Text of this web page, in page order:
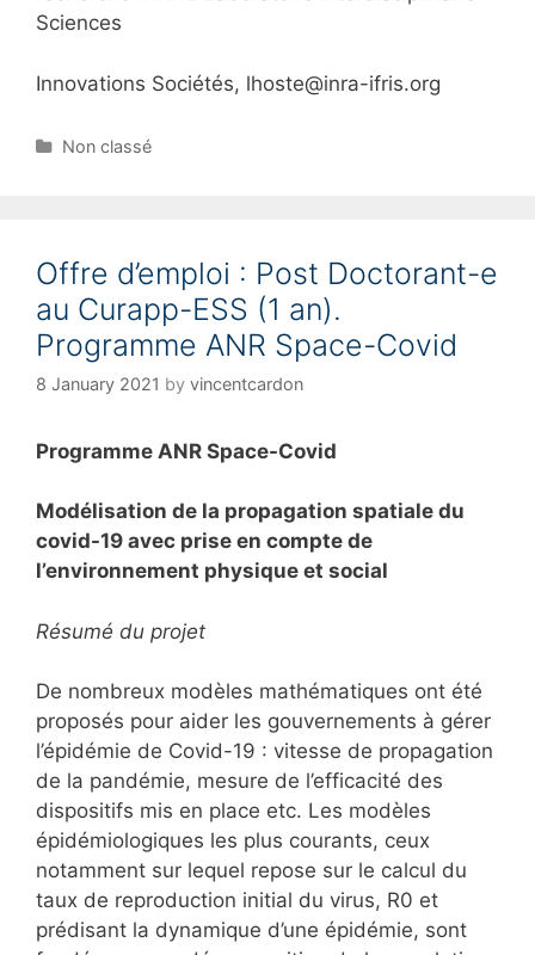
Sciences
Innovations Sociétés, lhoste@inra-ifris.org
C
o
i
e
Non classé
Offre d’emploi : Post Doctorant-e
au Curapp-ESS (1 an).
Programme ANR Space-Covid
8 January 2021 by vincentcardon
Programme ANR Space-Covid
Modélisation de la propagation spatiale du
covid-19 avec prise en compte de
l’environnement physique et social
Résumé du projet
De nombreux modèles mathématiques ont été
proposés pour aider les gouvernements à gérer
l’épidémie de Covid-19 : vitesse de propagation
de la pandémie, mesure de l’efficacité des
dispositifs mis en place etc. Les modèles
épidémiologiques les plus courants, ceux
notamment sur lequel repose sur le calcul du
taux de reproduction initial du virus, R0 et
prédisant la dynamique d’une épidémie, sont